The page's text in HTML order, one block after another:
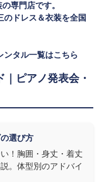
の時のジャストサイ
・身丈の正しい測り
選ぶ
と色味が飛んで見え
ルカラーはホールの照
ーン、バイオリンやソ
合唱やアンサンブル
、と演目に合わせた
専門店です。
のドレス＆衣装を全国
ンタル一覧はこちら
ピアノ発表会・
選び方
！胸囲・身丈・着丈
。体型別のアドバイ